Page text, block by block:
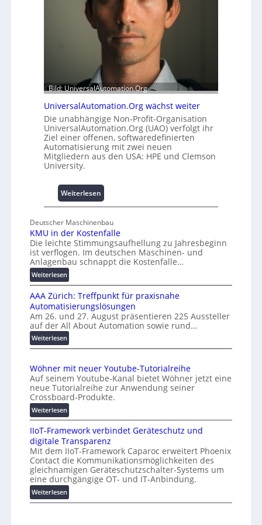
a
t
A
s
b
a
u
h
e
m
m
n
s
e
s
c
h
a
f
f
n
l
e
i
2
0
u
n
d
4
0
A
Bild: UniversalAutomation.Org
UniversalAutomation.Org wächst weiter
Die unabhängige Non-Profit-Organisation
UniversalAutomation.Org (UAO) verfolgt ihr
Ziel einer offenen, softwaredefinierten
Automatisierung mit zwei neuen
Mitgliedern aus den USA: HPE und Clemson
University.
Weiterlesen:
U
i
v
e
r
l
A
u
t
m
t
i
o
O
r
g
w
ä
c
s
Deutscher Maschinenbau
KMU in der Kostenfalle
Die leichte Stimmungsaufhellung zu Jahresbeginn
ist verflogen. Im deutschen Maschinen- und
Anlagenbau schnappt die Kostenfalle…
Weiterlesen:
K
M
U
i
d
e
K
o
s
t
e
n
f
a
l
l
e
AAA Zürich: Treffpunkt für praxisnahe
Automatisierungslösungen
Am 26. und 27. August präsentieren 225 Aussteller
auf der All About Automation sowie rund…
Weiterlesen:
A
A
Z
ü
r
i
c
h
:
T
r
e
f
f
p
Wöhner mit neuer Youtube-Tutorialreihe
Auf seinem Youtube-Kanal bietet Wöhner jetzt eine
neue Tutorialreihe zur Anwendung seiner
Crossboard-Produkte.
Weiterlesen:
W
ö
h
n
e
r
m
i
t
IIoT-Framework verbindet Geräteschutz und
digitale Transparenz
Mit dem IIoT-Framework Caparoc erweitert Phoenix
Contact die Kommunikationsmöglichkeiten des
gleichnamigen Geräteschutzschalter-Systems um
eine durchgängige OT- und IT-Anbindung.
Weiterlesen:
I